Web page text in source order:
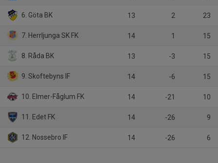
6. Göta BK 13 2 23
7. Herrljunga SK FK 14 1 15
8. Råda BK 13 -3 15
9. Skoftebyns IF 14 -6 15
10. Elmer-Fåglum FK 14 -21 10
11. Edet FK 14 -26 9
12. Nossebro IF 14 -26 6